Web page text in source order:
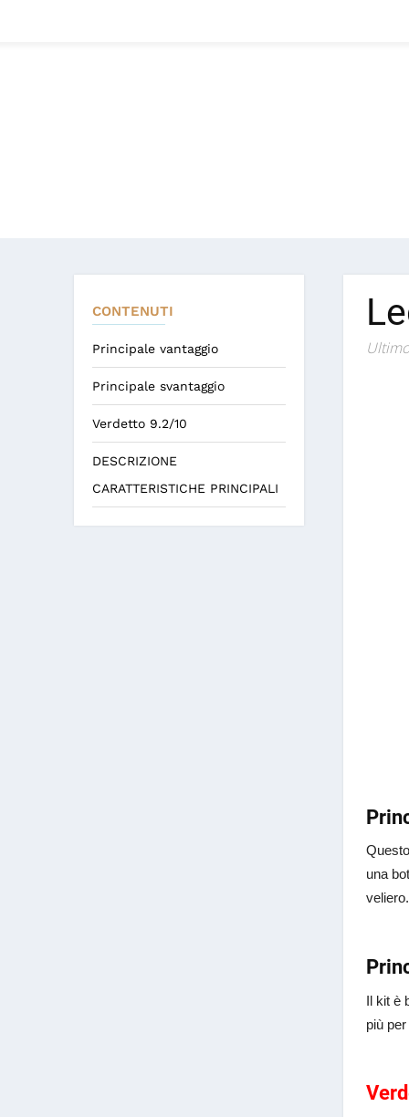
CONTENUTI
Principale vantaggio
Principale svantaggio
Verdetto 9.2/10
DESCRIZIONE
CARATTERISTICHE PRINCIPALI
una
veliero.
Il kit è
più